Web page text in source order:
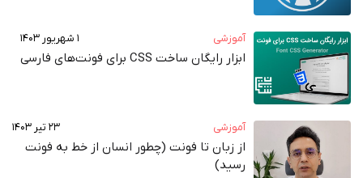
آموزشی ۱ شهریور ۱۴۰۳
ابزار رایگان ساخت CSS برای فونت‌های فارسی
آموزشی ۲۳ تیر ۱۴۰۳
از زبان تا فونت (چطور انسان از خط به فونت‌
رسید)